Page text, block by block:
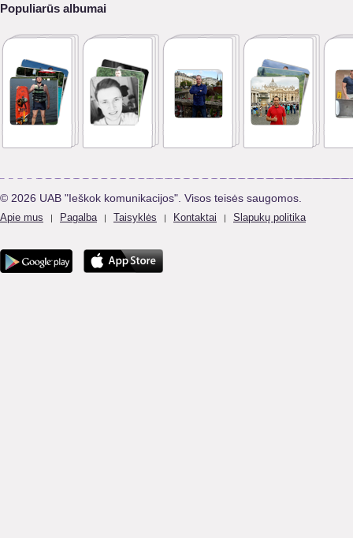
Populiarūs albumai
© 2026 UAB "Ieškok komunikacijos". Visos teisės saugomos.
Apie mus | Pagalba | Taisyklės | Kontaktai | Slapukų politika